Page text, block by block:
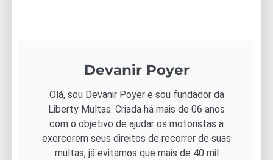
Devanir Poyer
Olá, sou Devanir Poyer e sou fundador da
Liberty Multas. Criada há mais de 06 anos
com o objetivo de ajudar os motoristas a
exercerem seus direitos de recorrer de suas
multas, já evitamos que mais de 40 mil